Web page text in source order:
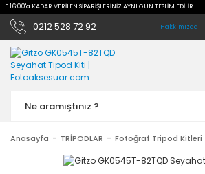
16:00'a KADAR VERİLEN SİPARİŞLERİNİZ AYNI GÜN TESLİM EDİLİR.
0212 528 72 92 Hakkımızda
Anasayfa TRİPODLAR Fotoğraf Tripod Kitleri